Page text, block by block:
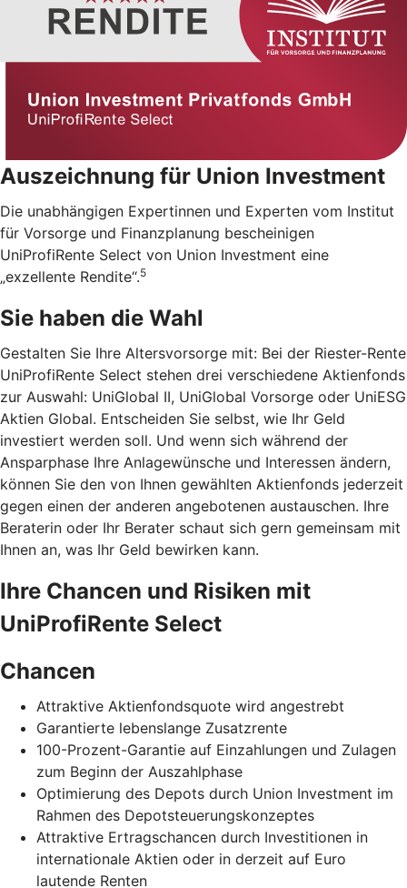
Auszeichnung für Union Investment
Die unabhängigen Expertinnen und Experten vom Institut
für Vorsorge und Finanzplanung bescheinigen
UniProfiRente Select von Union Investment eine
„exzellente Rendite“.5
Sie haben die Wahl
Gestalten Sie Ihre Altersvorsorge mit: Bei der Riester-Rente
UniProfiRente Select stehen drei verschiedene Aktienfonds
zur Auswahl: UniGlobal II, UniGlobal Vorsorge oder UniESG
Aktien Global. Entscheiden Sie selbst, wie Ihr Geld
investiert werden soll. Und wenn sich während der
Ansparphase Ihre Anlagewünsche und Interessen ändern,
können Sie den von Ihnen gewählten Aktienfonds jederzeit
gegen einen der anderen angebotenen austauschen. Ihre
Beraterin oder Ihr Berater schaut sich gern gemeinsam mit
Ihnen an, was Ihr Geld bewirken kann.
Ihre Chancen und Risiken mit
UniProfiRente Select
Chancen
Attraktive Aktienfondsquote wird angestrebt
Garantierte lebenslange Zusatzrente
100-Prozent-Garantie auf Einzahlungen und Zulagen
zum Beginn der Auszahlphase
Optimierung des Depots durch Union Investment im
Rahmen des Depotsteuerungskonzeptes
Attraktive Ertragschancen durch Investitionen in
internationale Aktien oder in derzeit auf Euro
lautende Renten